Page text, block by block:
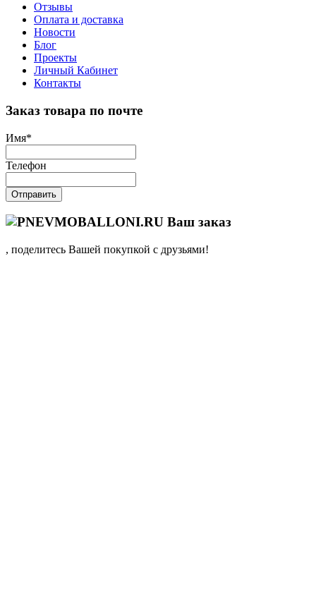
Отзывы
Оплата и доставка
Новости
Блог
Проекты
Личный Кабинет
Контакты
Заказ товара по почте
Имя*
Телефон
Отправить
Ваш заказ
, поделитесь Вашей покупкой с друзьями!